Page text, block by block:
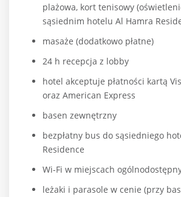
plażowa, kort tenisowy
sąsiednim hotelu Al Hamra
masaże (dodatkowo płatne)
24 h recepcja z lobby
hotel akceptuje płatności kartą
oraz American Express
basen zewnętrzny
bezpłatny bus do sąsiedniego
Residence
Wi-Fi w miejscach
leżaki i parasole w cenie (przy